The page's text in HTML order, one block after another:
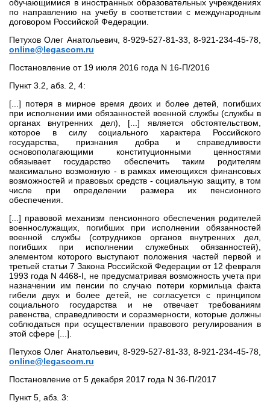
обучающимися в иностранных образовательных учреждениях
по направлению на учебу в соответствии с международным
договором Российской Федерации.
Петухов Олег Анатольевич, 8-929-527-81-33, 8-921-234-45-78,
online@legascom.ru
Постановление от 19 июля 2016 года N 16-П/2016
Пункт 3.2, абз. 2, 4:
[...] потеря в мирное время двоих и более детей, погибших
при исполнении ими обязанностей военной службы (службы в
органах внутренних дел), [...] является обстоятельством,
которое в силу социального характера Российского
государства, признания добра и справедливости
основополагающими конституционными ценностями
обязывает государство обеспечить таким родителям
максимально возможную - в рамках имеющихся финансовых
возможностей и правовых средств - социальную защиту, в том
числе при определении размера их пенсионного
обеспечения.
[...] правовой механизм пенсионного обеспечения родителей
военнослужащих, погибших при исполнении обязанностей
военной службы (сотрудников органов внутренних дел,
погибших при исполнении служебных обязанностей),
элементом которого выступают положения частей первой и
третьей статьи 7 Закона Российской Федерации от 12 февраля
1993 года N 4468-I, не предусматривая возможность учета при
назначении им пенсии по случаю потери кормильца факта
гибели двух и более детей, не согласуется с принципом
социального государства и не отвечает требованиям
равенства, справедливости и соразмерности, которые должны
соблюдаться при осуществлении правового регулирования в
этой сфере [...].
Петухов Олег Анатольевич, 8-929-527-81-33, 8-921-234-45-78,
online@legascom.ru
Постановление от 5 декабря 2017 года N 36-П/2017
Пункт 5, абз. 3: